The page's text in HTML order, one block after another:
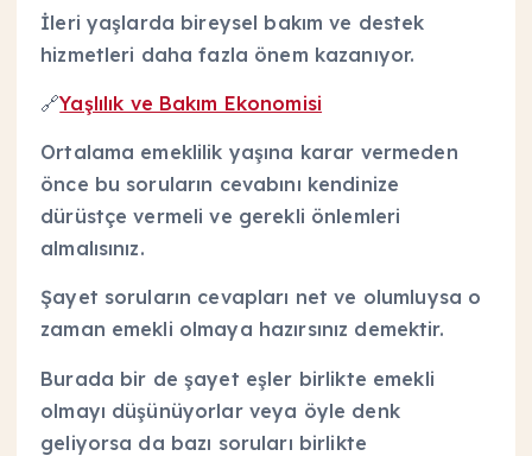
İleri yaşlarda bireysel bakım ve destek
hizmetleri daha fazla önem kazanıyor.
🔗Yaşlılık ve Bakım Ekonomisi
Ortalama emeklilik yaşına karar vermeden
önce bu soruların cevabını kendinize
dürüstçe vermeli ve gerekli önlemleri
almalısınız.
Şayet soruların cevapları net ve olumluysa o
zaman emekli olmaya hazırsınız demektir.
Burada bir de şayet eşler birlikte emekli
olmayı düşünüyorlar veya öyle denk
geliyorsa da bazı soruları birlikte